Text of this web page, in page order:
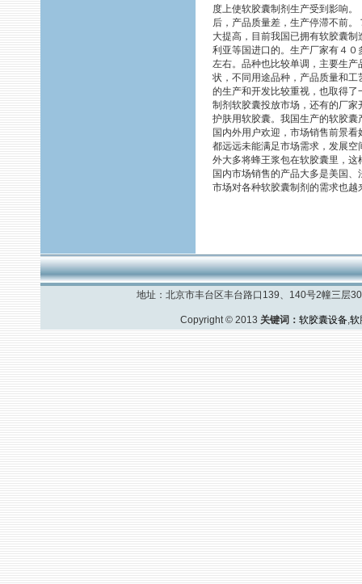
度上使软胶囊制剂生产受到影响
后，产品质量差，生产停滞不前
大提高，目前我国已拥有软胶囊
利亚等国进口的。生产厂家有４
左右。品种也比较单调，主要生
状，不同用途品种，产品质量和
的生产和开发比较重视，也取得
制剂软胶囊投放市场，还有的厂
护肤用软胶囊。我国生产的软胶
国内外用户欢迎，市场销售前景
都远远未能满足市场需求，发展
外大多将蜂王浆包在软胶囊里，
国内市场销售的产品大多是美国
市场对各种软胶囊制剂的需求也
地址：北京市丰台区丰台路口139、140号2幢三
Copyright © 2013 关键词： 软胶囊设备,软